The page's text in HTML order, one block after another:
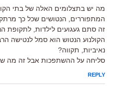
מה יש בתצלומים האלה של בתי
המתפוררים, הנטושים שכל כך
זה סתם געגועים לילדות, לתקופת
הקולנוע הנטוש הוא סמל לנטישה
נאיביות, תקווה?
סליחה על ההשתפכות אבל זה מה
REPLY